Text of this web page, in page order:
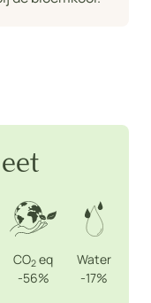
CO2 eq
-56%
Water
-17%